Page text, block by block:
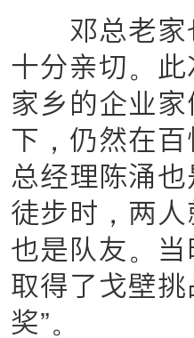
邓总老家也
十分亲切。
家乡的企业
下，仍然在
总经理陈涌
徒步时，两
也是队友。
取得了戈壁
奖”。